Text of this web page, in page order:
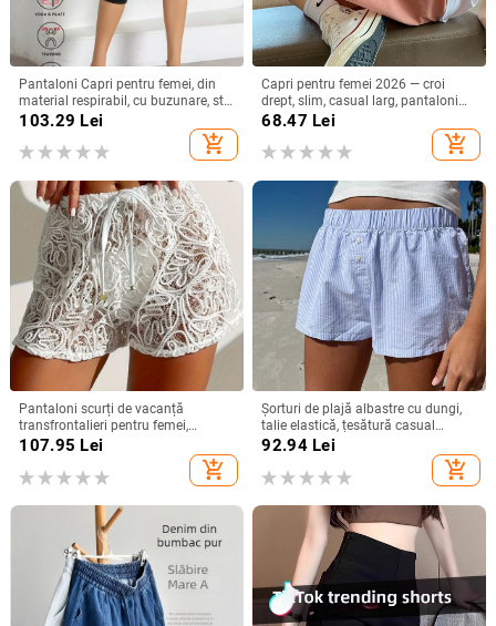
Pantaloni Capri pentru femei, din
material respirabil, cu buzunare, stil
casual‑sport, lungime Capri, croială
103.29 Lei
add_shopping_cart
Capri pentru femei 2026 — croi
drept, slim, casual larg, pantaloni
sport de vară
68.47 Lei
add_shopping_cart
Pantaloni scurți de vacanță
transfrontalieri pentru femei,
culoare solidă, cu dantelă și
107.95 Lei
add_shopping_cart
Șorturi de plajă albastre cu dungi,
talie elastică, țesătură casual
pentru femei
92.94Lei
add_shopping_cart